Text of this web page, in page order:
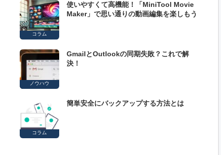
コラム
使いやすくて高機能！「MiniTool Movie
Maker」で思い通りの動画編集を楽しもう
ノウハウ
GmailとOutlookの同期失敗？これで解
決！
コラム
簡単安全にバックアップする方法とは